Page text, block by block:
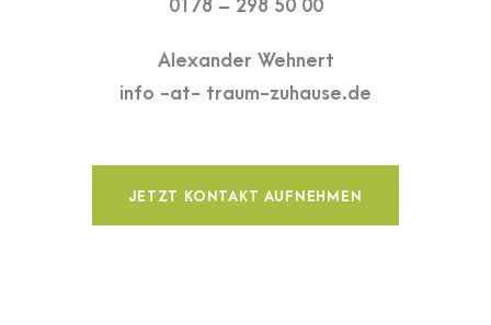
0178 – 298 50 00
Alexander Wehnert
info -at- traum-zuhause.de
JETZT KONTAKT AUFNEHMEN